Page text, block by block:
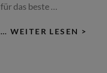
für das beste …
… WEITER LESEN >